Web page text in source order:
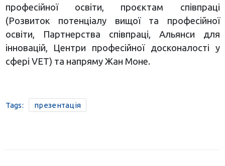
професійної освіти, проєктам співпраці
(Розвиток потенціалу вищої та професійної
освіти, Партнерства співпраці, Альянси для
інновацій, Центри професійної досконалості у
сфері VET) та напряму Жан Моне.
Tags: презентація